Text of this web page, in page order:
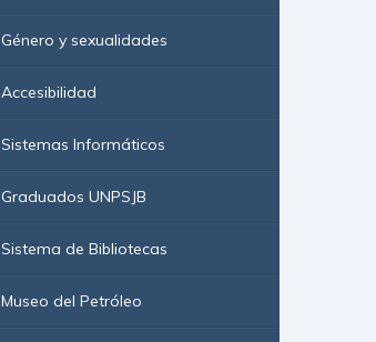
Género y sexualidades
Accesibilidad
Sistemas Informáticos
Graduados UNPSJB
Sistema de Bibliotecas
Museo del Petróleo